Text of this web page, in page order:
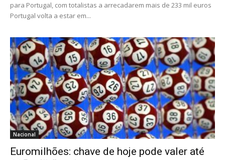
para Portugal, com totalistas a arrecadarem mais de 233 mil euros
Portugal volta a estar em...
Nacional
Euromilhões: chave de hoje pode valer até